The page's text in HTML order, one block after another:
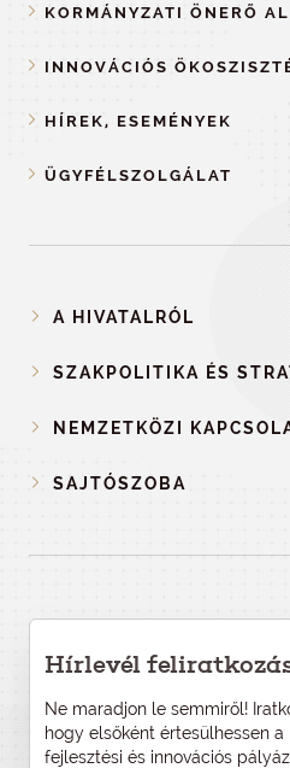
KORMÁNYZATI ÖNERŐ
INNOVÁCIÓS
HÍREK, ESEMÉNYEK
ÜGYFÉLSZOLGÁLAT
A HIVATALRÓL
SZAKPOLITIKA ÉS
NEMZETKÖZI
SAJTÓSZOBA
Hírlevél
Ne maradjon le semmiről!
hogy elsőként értesülhessen
fejlesztési és innovációs